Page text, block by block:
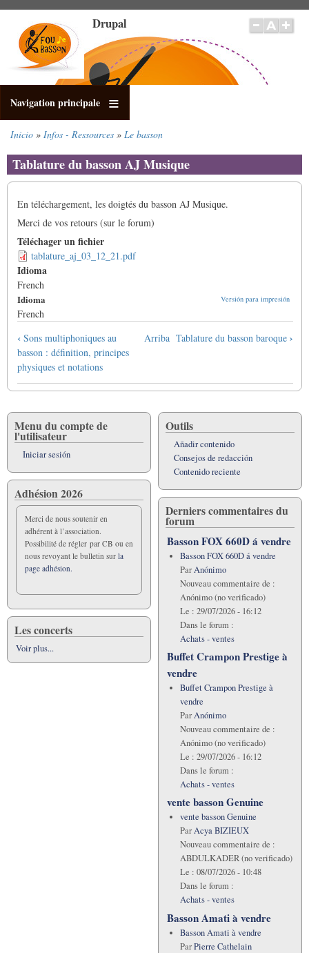
contenido
principal
Drupal
Navigation principale
enlaces
de
a
la
navegación
Inicio Infos - Ressources Le basson
Tablature du basson AJ Musique
En téléchargement, les doigtés du basson AJ Musique.
Merci de vos retours (sur le forum)
Téléchager un fichier
tablature_aj_03_12_21.pdf
Idioma
French
Versión para impresión
Idioma
French
Enlaces
transversales
de
Book
para
Tablature
du
basson
AJ
Musique
‹ Sons multiphoniques au
basson : définition, principes
physiques et notations
Arriba Tablature du basson baroque ›
Menu du compte de
l'utilisateur
Iniciar sesión
Adhésion 2026
Merci de nous soutenir en
adhérent à l’association.
Possibilité de régler par CB ou en
nous revoyant le bulletin sur la
page adhésion.
Les concerts
Voir plus...
Outils
Añadir contenido
Consejos de redacción
Contenido reciente
Derniers commentaires du
forum
Basson FOX 660D á vendre
Basson FOX 660D á vendre
ParAnónimo
Nouveau commentaire de :
Anónimo (no verificado)
Le : 29/07/2026 - 16:12
Dans le forum :
Achats - ventes
Buffet Crampon Prestige à
vendre
Buffet Crampon Prestige à
vendre
ParAnónimo
Nouveau commentaire de :
Anónimo (no verificado)
Le : 29/07/2026 - 16:12
Dans le forum :
Achats - ventes
vente basson Genuine
vente basson Genuine
ParAcya BIZIEUX
Nouveau commentaire de :
ABDULKADER (no verificado)
Le : 08/07/2026 - 10:48
Dans le forum :
Achats - ventes
Basson Amati à vendre
Basson Amati à vendre
ParPierre Cathelain